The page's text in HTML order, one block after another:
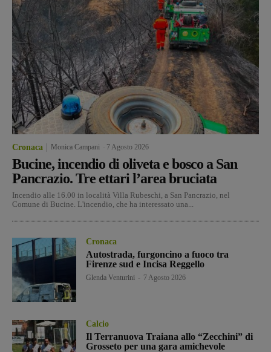
Cronaca Monica Campani 7 Agosto 2026
Bucine, incendio di oliveta e bosco a San
Pancrazio. Tre ettari l’area bruciata
Incendio alle 16.00 in località Villa Rubeschi, a San Pancrazio, nel
Comune di Bucine. L'incendio, che ha interessato una...
Cronaca
Autostrada, furgoncino a fuoco tra
Firenze sud e Incisa Reggello
Glenda Venturini 7 Agosto 2026
Calcio
Il Terranuova Traiana allo “Zecchini” di
Grosseto per una gara amichevole